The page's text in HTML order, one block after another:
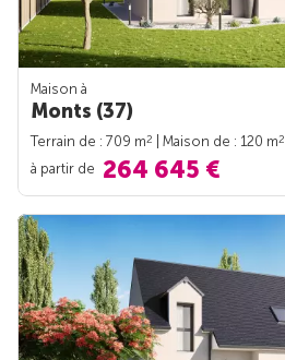
Maison à
Monts (37)
Terrain de : 709 m2 | Maison de : 120 m2
à partir de 264 645 €